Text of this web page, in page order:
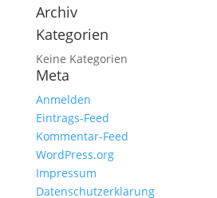
Archiv
Kategorien
Keine Kategorien
Meta
Anmelden
Eintrags-Feed
Kommentar-Feed
WordPress.org
Impressum
Datenschutzerklärung